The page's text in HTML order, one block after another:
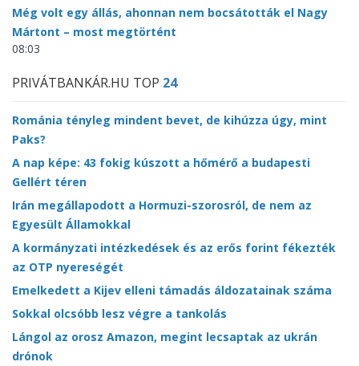
Még volt egy állás, ahonnan nem bocsátották el Nagy
Mártont – most megtörtént
08:03
PRIVÁTBANKÁR.HU TOP 24
Románia tényleg mindent bevet, de kihúzza úgy, mint
Paks?
A nap képe: 43 fokig kúszott a hőmérő a budapesti
Gellért téren
Irán megállapodott a Hormuzi-szorosról, de nem az
Egyesült Államokkal
A kormányzati intézkedések és az erős forint fékezték
az OTP nyereségét
Emelkedett a Kijev elleni támadás áldozatainak száma
Sokkal olcsóbb lesz végre a tankolás
Lángol az orosz Amazon, megint lecsaptak az ukrán
drónok